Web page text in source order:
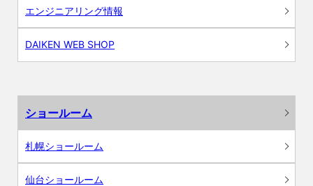
エンジニアリング情報
DAIKEN WEB SHOP
ショールーム
札幌ショールーム
仙台ショールーム